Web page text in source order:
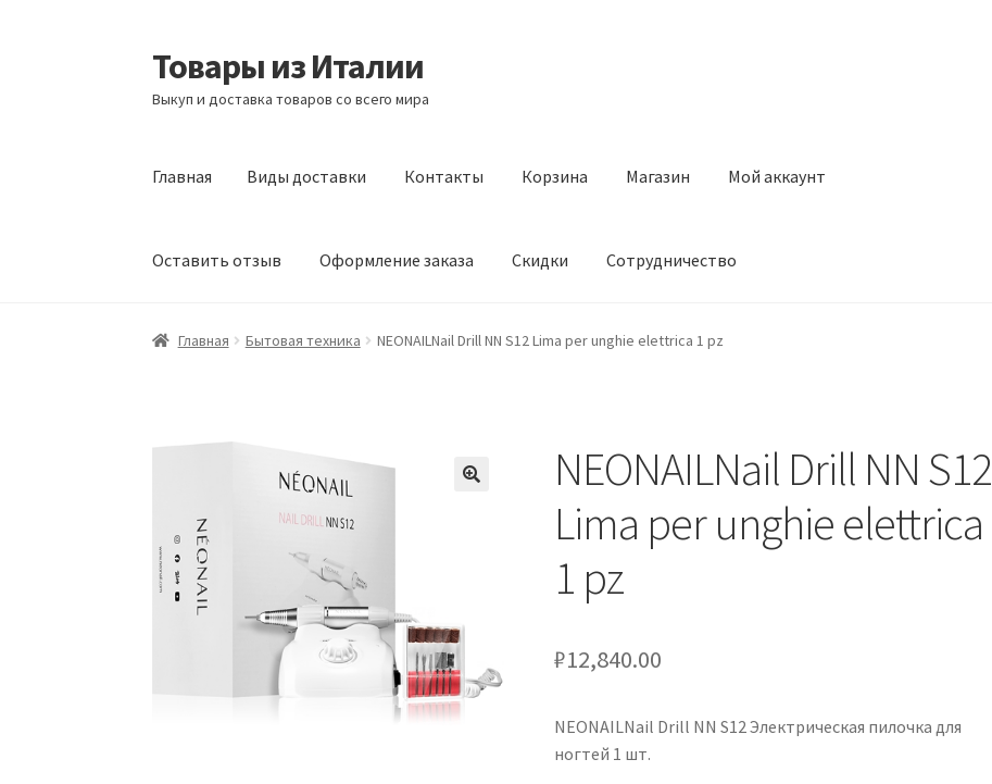
Перейти
к
навигации
Перейти
к
содержимому
Товары из Италии
Выкуп и доставка товаров со всего мира
Главная Виды доставки Контакты Корзина Магазин Мой аккаунт
Оставить отзыв Оформление заказа Скидки Сотрудничество
Главная Виды доставки Контакты Корзина Магазин Мой аккаунт Оставить отзыв
Главная Бытовая техника NEONAILNail Drill NN S12 Lima per unghie elettrica 1 pz
NEONAILNail Drill NN S12
Lima per unghie elettrica
1 pz
₽12,840.00
NEONAILNail Drill NN S12 Электрическая пилочка для
ногтей 1 шт.